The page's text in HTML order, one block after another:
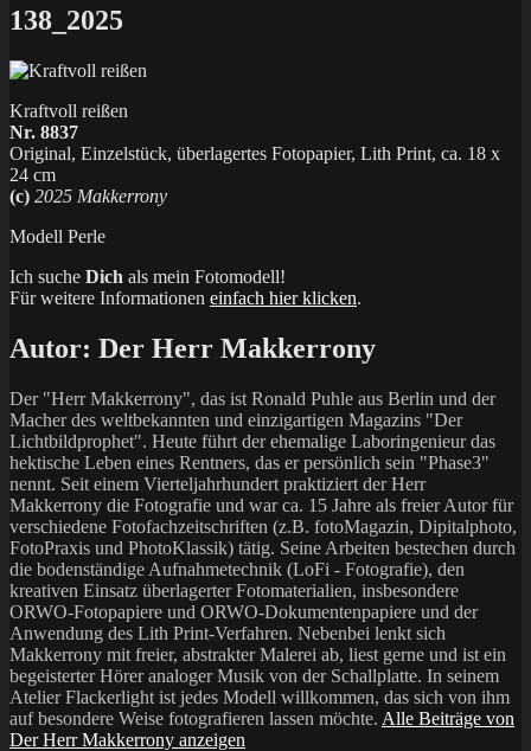
X
138_2025
Kraftvoll reißen
Nr. 8837
Original, Einzelstück, überlagertes Fotopapier, Lith Print, ca. 18 x
24 cm
(c) 2025 Makkerrony
Modell Perle
Ich suche Dich als mein Fotomodell!
Für weitere Informationen einfach hier klicken.
Autor: Der Herr Makkerrony
Der "Herr Makkerrony", das ist Ronald Puhle aus Berlin und der
Macher des weltbekannten und einzigartigen Magazins "Der
Lichtbildprophet". Heute führt der ehemalige Laboringenieur das
hektische Leben eines Rentners, das er persönlich sein "Phase3"
nennt. Seit einem Vierteljahrhundert praktiziert der Herr
Makkerrony die Fotografie und war ca. 15 Jahre als freier Autor für
verschiedene Fotofachzeitschriften (z.B. fotoMagazin, Dipitalphoto,
FotoPraxis und PhotoKlassik) tätig. Seine Arbeiten bestechen durch
die bodenständige Aufnahmetechnik (LoFi - Fotografie), den
kreativen Einsatz überlagerter Fotomaterialien, insbesondere
ORWO-Fotopapiere und ORWO-Dokumentenpapiere und der
Anwendung des Lith Print-Verfahren. Nebenbei lenkt sich
Makkerrony mit freier, abstrakter Malerei ab, liest gerne und ist ein
begeisterter Hörer analoger Musik von der Schallplatte. In seinem
Atelier Flackerlight ist jedes Modell willkommen, das sich von ihm
auf besondere Weise fotografieren lassen möchte. Alle Beiträge von
Der Herr Makkerrony anzeigen